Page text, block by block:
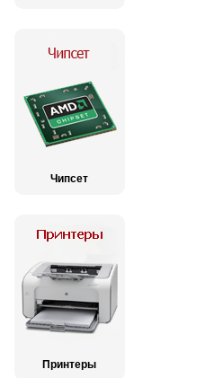
Чипсет
Принтеры